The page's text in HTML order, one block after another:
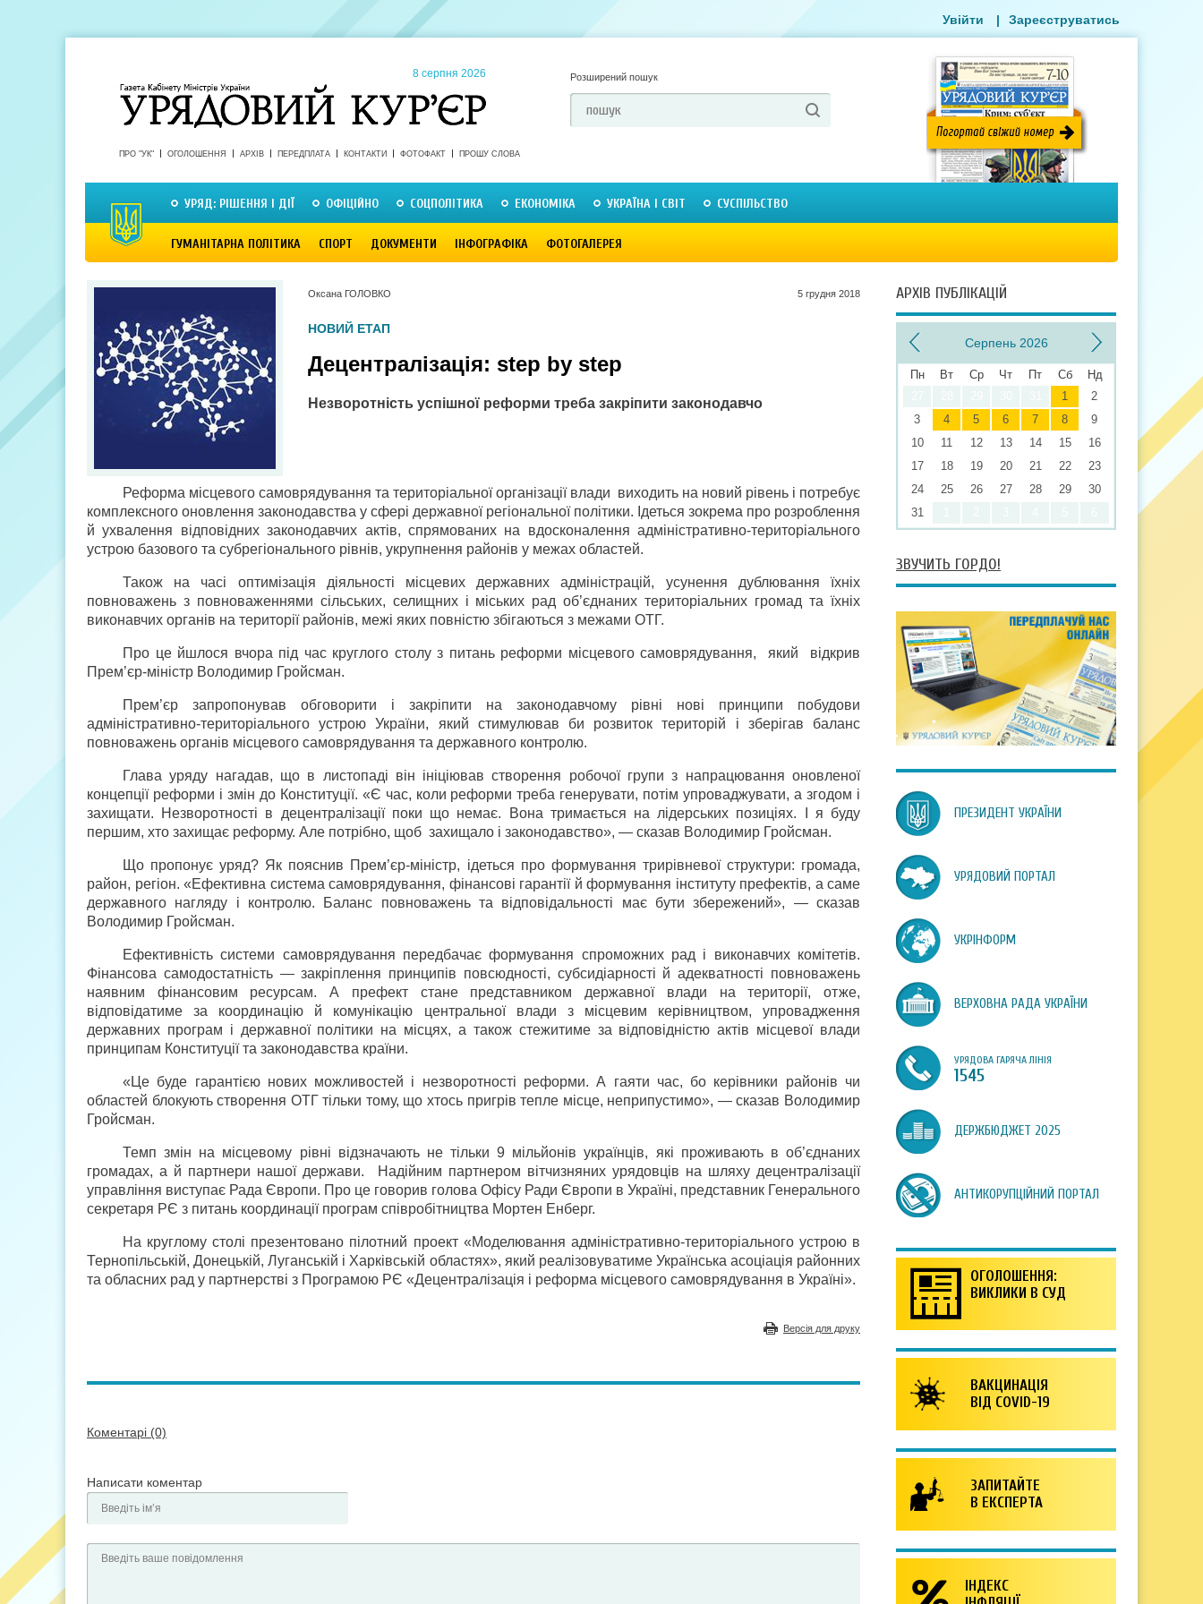
8 серпня 2026 Розширений пошук
ПРО "УК" ОГОЛОШЕННЯ АРХІВ ПЕРЕДПЛАТА КОНТАКТИ ФОТОФАКТ ПРОШУ СЛОВА
УРЯД: РІШЕННЯ І ДІЇ ОФІЦІЙНО СОЦПОЛІТИКА ЕКОНОМІКА УКРАЇНА І СВІТ СУСПІЛЬСТВО
ГУМАНІТАРНА ПОЛІТИКА СПОРТ ДОКУМЕНТИ ІНФОГРАФІКА ФОТОГАЛЕРЕЯ
Увійти | Зареєструватись
Оксана ГОЛОВКО 5 грудня 2018
НОВИЙ ЕТАП
Децентралізація: step by step
Незворотність успішної реформи треба закріпити законодавчо
Реформа місцевого самоврядування та територіальної організації влади виходить на новий рівень і потребує
комплексного оновлення законодавства у сфері державної регіональної політики. Ідеться зокрема про розроблення
й ухвалення відповідних законодавчих актів, спрямованих на вдосконалення адміністративно-територіального
устрою базового та субрегіонального рівнів, укрупнення районів у межах областей.
Також на часі оптимізація діяльності місцевих державних адміністрацій, усунення дублювання їхніх
повноважень з повноваженнями сільських, селищних і міських рад об’єднаних територіальних громад та їхніх
виконавчих органів на території районів, межі яких повністю збігаються з межами ОТГ.
Про це йшлося вчора під час круглого столу з питань реформи місцевого самоврядування, який відкрив
Прем’єр-міністр Володимир Гройсман.
Прем’єр запропонував обговорити і закріпити на законодавчому рівні нові принципи побудови
адміністративно-територіального устрою України, який стимулював би розвиток територій і зберігав баланс
повноважень органів місцевого самоврядування та державного контролю.
Глава уряду нагадав, що в листопаді він ініціював створення робочої групи з напрацювання оновленої
концепції реформи і змін до Конституції. «Є час, коли реформи треба генерувати, потім упроваджувати, а згодом і
захищати. Незворотності в децентралізації поки що немає. Вона тримається на лідерських позиціях. І я буду
першим, хто захищає реформу. Але потрібно, щоб захищало і законодавство», — сказав Володимир Гройсман.
Що пропонує уряд? Як пояснив Прем’єр-міністр, ідеться про формування трирівневої структури: громада,
район, регіон. «Ефективна система самоврядування, фінансові гарантії й формування інституту префектів, а саме
державного нагляду і контролю. Баланс повноважень та відповідальності має бути збережений», — сказав
Володимир Гройсман.
Ефективність системи самоврядування передбачає формування спроможних рад і виконавчих комітетів.
Фінансова самодостатність — закріплення принципів повсюдності, субсидіарності й адекватності повноважень
наявним фінансовим ресурсам. А префект стане представником державної влади на території, отже,
відповідатиме за координацію й комунікацію центральної влади з місцевим керівництвом, упровадження
державних програм і державної політики на місцях, а також стежитиме за відповідністю актів місцевої влади
принципам Конституції та законодавства країни.
«Це буде гарантією нових можливостей і незворотності реформи. А гаяти час, бо керівники районів чи
областей блокують створення ОТГ тільки тому, що хтось пригрів тепле місце, неприпустимо», — сказав Володимир
Гройсман.
Темп змін на місцевому рівні відзначають не тільки 9 мільйонів українців, які проживають в об’єднаних
громадах, а й партнери нашої держави. Надійним партнером вітчизняних урядовців на шляху децентралізації
управління виступає Рада Європи. Про це говорив голова Офісу Ради Європи в Україні, представник Генерального
секретаря РЄ з питань координації програм співробітництва Мортен Енберг.
На круглому столі презентовано пілотний проект «Моделювання адміністративно-територіального устрою в
Тернопільській, Донецькій, Луганській і Харківській областях», який реалізовуватиме Українська асоціація районних
та обласних рад у партнерстві з Програмою РЄ «Децентралізація і реформа місцевого самоврядування в Україні».
Версія для друку
Коментарі (0)
Написати коментар
АРХІВ ПУБЛІКАЦІЙ
Серпень 2026
Пн Вт Ср Чт Пт Сб
Нд
1
2
3
4 5 6 7 8
9
10
11 12 13 14 15
16
17
18 19 20 21 22
23
24
25 26 27 28 29
30
31
ЗВУЧИТЬ ГОРДО!
ПРЕЗИДЕНТ УКРАЇНИ
УРЯДОВИЙ ПОРТАЛ
УКРІНФОРМ
ВЕРХОВНА РАДА УКРАЇНИ
УРЯДОВА ГАРЯЧА ЛІНІЯ
1545
ДЕРЖБЮДЖЕТ 2025
АНТИКОРУПЦІЙНИЙ ПОРТАЛ
ОГОЛОШЕННЯ:
ВИКЛИКИ В СУД
ВАКЦИНАЦІЯ
ВІД COVID-19
ЗАПИТАЙТЕ
В ЕКСПЕРТА
ІНДЕКС